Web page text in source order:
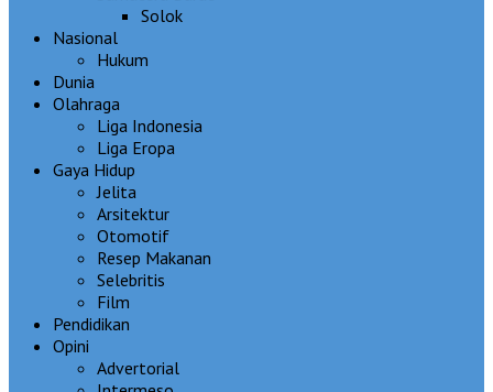
Solok
Nasional
Hukum
Dunia
Olahraga
Liga Indonesia
Liga Eropa
Gaya Hidup
Jelita
Arsitektur
Otomotif
Resep Makanan
Selebritis
Film
Pendidikan
Opini
Advertorial